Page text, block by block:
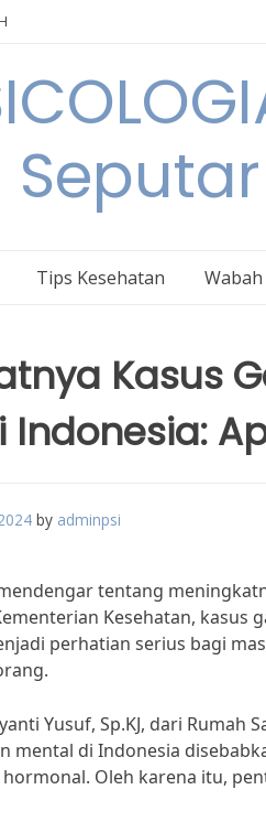
Tips Kesehatan
Kasus
Indonesia:
by adminpsi
tentang
Kesehatan, kasus
perhatian serius bagi
Yusuf, Sp.KJ, dari Rumah
mental di Indonesia
Oleh karena itu,